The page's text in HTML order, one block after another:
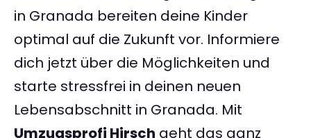
in Granada bereiten deine Kinder
optimal auf die Zukunft vor. Informiere
dich jetzt über die Möglichkeiten und
starte stressfrei in deinen neuen
Lebensabschnitt in Granada. Mit
Umzugsprofi Hirsch geht das ganz